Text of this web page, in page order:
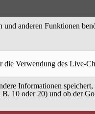
anderen Funktionen
Verwendung des Live-
Informationen speichert,
10 oder 20) und ob der